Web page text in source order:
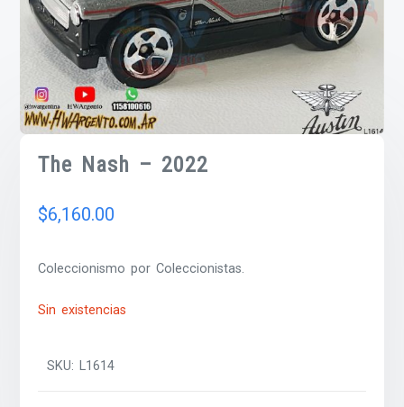
The Nash – 2022
$6,160.00
Coleccionismo por Coleccionistas.
Sin existencias
SKU: L1614